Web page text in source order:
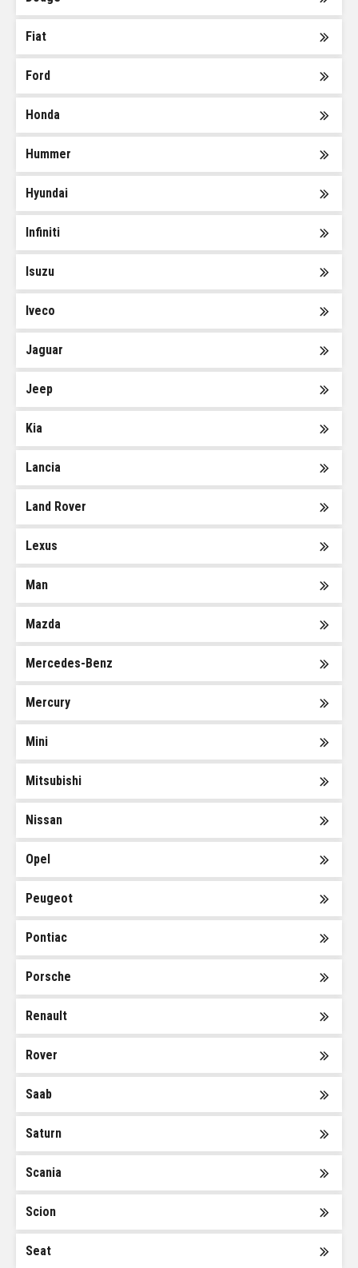
Fiat
Ford
Honda
Hummer
Hyundai
Infiniti
Isuzu
Iveco
Jaguar
Jeep
Kia
Lancia
Land Rover
Lexus
Man
Mazda
Mercedes-Benz
Mercury
Mini
Mitsubishi
Nissan
Opel
Peugeot
Pontiac
Porsche
Renault
Rover
Saab
Saturn
Scania
Scion
Seat